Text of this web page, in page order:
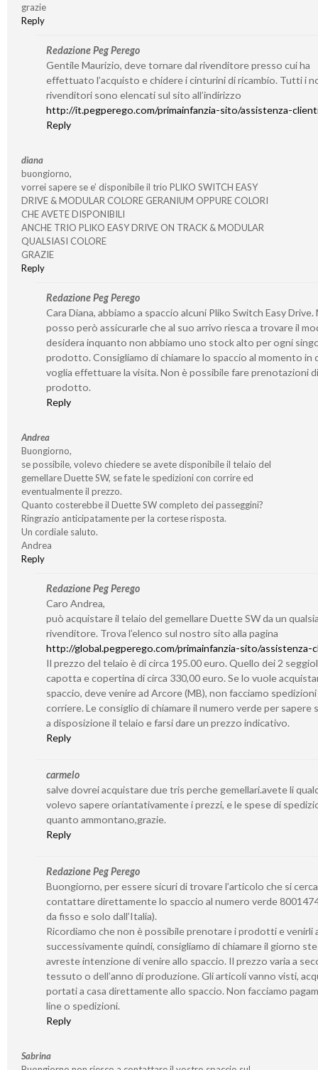
grazie
Reply
Redazione Peg Perego
Gentile Maurizio, deve tornare dal rivenditore presso cui ha
effettuato l’acquisto e chidere i cinturini di ricambio. Tutti i
rivenditori sono elencati sul sito all’indirizzo
http://it.pegperego.com/primainfanzia-sito/assistenza-
Reply
diana
buongiorno,
vorrei sapere se e’ disponibile il trio PLIKO SWITCH EASY
DRIVE & MODULAR COLORE GERANIUM OPPURE COLORI
CHE AVETE DISPONIBILI
ANCHE TRIO PLIKO EASY DRIVE ON TRACK & MODULAR
QUALSIASI COLORE
GRAZIE
Reply
Redazione Peg Perego
Cara Diana, abbiamo a spaccio alcuni Pliko Switch Easy Drive.
posso però assicurarle che al suo arrivo riesca a trovare il
desidera inquanto non abbiamo uno stock alto per ogni
prodotto. Consigliamo di chiamare lo spaccio al momento in
voglia effettuare la visita. Non è possibile fare prenotazioni di
prodotto.
Reply
Andrea
Buongiorno,
se possibile, volevo chiedere se avete disponibile il telaio del
gemellare Duette SW, se fate le spedizioni con corrire ed
eventualmente il prezzo.
Quanto costerebbe il Duette SW completo dei passeggini?
Ringrazio anticipatamente per la cortese risposta.
Un cordiale saluto.
Andrea
Reply
Redazione Peg Perego
Caro Andrea,
può acquistare il telaio del gemellare Duette SW da un
rivenditore. Trova l’elenco sul nostro sito alla pagina
http://global.pegperego.com/primainfanzia-sito/assistenza-
Il prezzo del telaio è di circa 195.00 euro. Quello dei 2
capotta e copertina di circa 330,00 euro. Se lo vuole
spaccio, deve venire ad Arcore (MB), non facciamo
corriere. Le consiglio di chiamare il numero verde per sapere
a disposizione il telaio e farsi dare un prezzo indicativo.
Reply
carmelo
salve dovrei acquistare due tris perche gemellari.avete li
volevo sapere oriantativamente i prezzi, e le spese di
quanto ammontano,grazie.
Reply
Redazione Peg Perego
Buongiorno, per essere sicuri di trovare l’articolo che si
contattare direttamente lo spaccio al numero verde
da fisso e solo dall’Italia).
Ricordiamo che non è possibile prenotare i prodotti e venirli
successivamente quindi, consigliamo di chiamare il giorno
avreste intenzione di venire allo spaccio. Il prezzo varia a
tessuto o dell’anno di produzione. Gli articoli vanno visti,
portati a casa direttamente allo spaccio. Non facciamo
line o spedizioni.
Reply
Sabrina